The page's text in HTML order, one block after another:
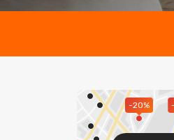
-20%